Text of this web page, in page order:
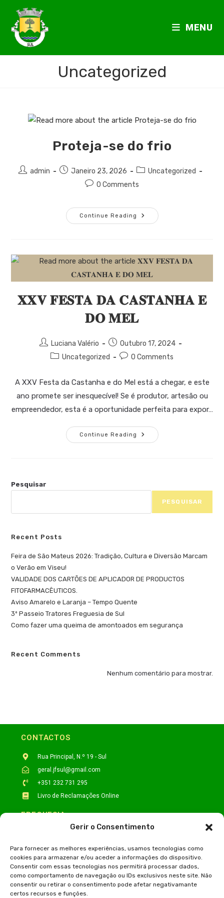
Gerir o Consentimento
Para fornecer as melhores experiências, usamos tecnologias como
cookies para armazenar e/ou aceder a informações do dispositivo.
Consentir com essas tecnologias nos permitirá processar dados,
como comportamento de navegação ou IDs exclusivos neste site. Não
consentir ou retirar o consentimento pode afetar negativamante
certos recursos e funções.
MENU
Uncategorized
Proteja-se do frio
admin Janeiro 23, 2026
Uncategorized
0 Comments
Continue Reading
𝐗𝐗𝐕 𝐅𝐄𝐒𝐓𝐀 𝐃𝐀 𝐂𝐀𝐒𝐓𝐀𝐍𝐇𝐀 𝐄
𝐃𝐎 𝐌𝐄𝐋
Luciana Valério
Outubro 17, 2024
Uncategorized
0 Comments
A XXV Festa da Castanha e do Mel está a chegar, e este
ano promete ser inesquecível! Se é produtor, artesão ou
empreendedor, esta é a oportunidade perfeita para expor…
Continue Reading
Pesquisar
PESQUISAR
Recent Posts
Feira de São Mateus 2026: Tradição, Cultura e Diversão Marcam
o Verão em Viseu!
VALIDADE DOS CARTÕES DE APLICADOR DE PRODUCTOS
FITOFARMACÊUTICOS.
Aviso Amarelo e Laranja – Tempo Quente
3º Passeio Tratores Freguesia de Sul
Como fazer uma queima de amontoados em segurança
Recent Comments
Nenhum comentário para mostrar.
CONTACTOS
Rua Principal, N.º 19 - Sul
geral.jfsul@gmail.com
+351 232 731 295
Livro de Reclamações Online
FREGUESIA
Caracterização
Associativismo
Galeria Fotos
TURISMO